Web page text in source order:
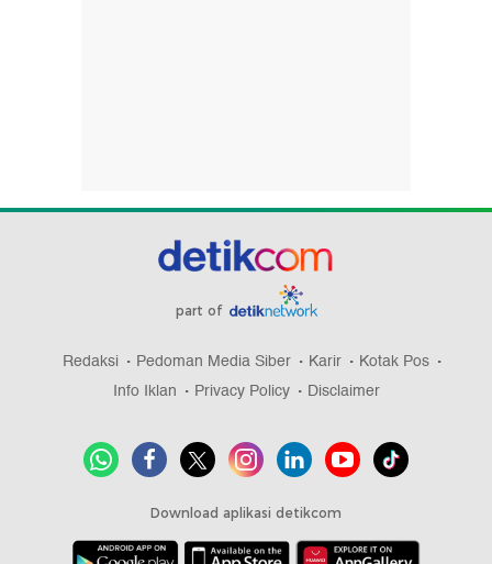
part of
Redaksi Pedoman Media Siber Karir
Kotak Pos
Info Iklan
Privacy Policy Disclaimer
Download aplikasi detikcom